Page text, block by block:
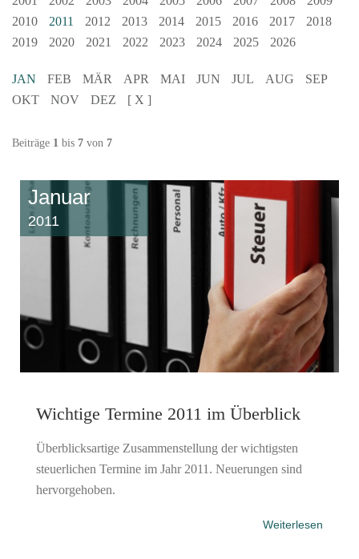
2010
2011 2012 2013 2014 2015 2016 2017
2018
2019
2020 2021 2022 2023 2024 2025 2026
JAN FEB MÄR APR MAI JUN JUL AUG
SEP
OKT
NOV DEZ [ X ]
Beiträge 1 bis 7 von 7
Januar
2011
Wichtige Termine 2011 im Überblick
Überblicksartige Zusammenstellung der wichtigsten
steuerlichen Termine im Jahr 2011. Neuerungen sind
hervorgehoben.
Weiterlesen